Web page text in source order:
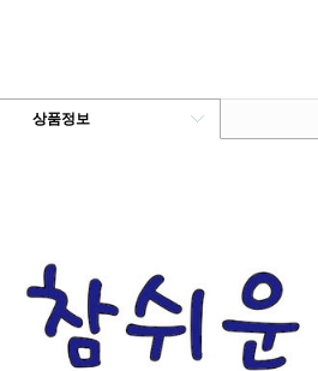
상품정보